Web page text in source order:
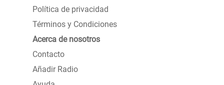
Política de privacidad
Términos y Condiciones
Acerca de nosotros
Contacto
Añadir Radio